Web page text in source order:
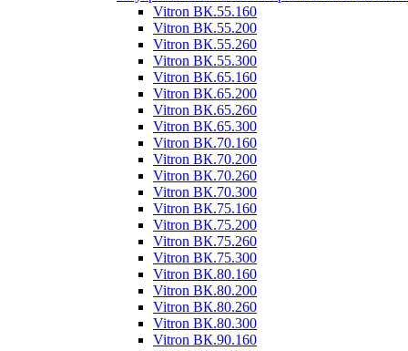
Vitron ВК.55.160
Vitron ВК.55.200
Vitron ВК.55.260
Vitron ВК.55.300
Vitron ВК.65.160
Vitron ВК.65.200
Vitron ВК.65.260
Vitron ВК.65.300
Vitron ВК.70.160
Vitron ВК.70.200
Vitron ВК.70.260
Vitron ВК.70.300
Vitron ВК.75.160
Vitron ВК.75.200
Vitron ВК.75.260
Vitron ВК.75.300
Vitron ВК.80.160
Vitron ВК.80.200
Vitron ВК.80.260
Vitron ВК.80.300
Vitron ВК.90.160